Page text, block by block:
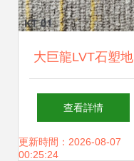
大巨龍LVT石塑地
板 現代家居的革新
之選
查看詳情
更新時間：2026-08-07
00:25:24